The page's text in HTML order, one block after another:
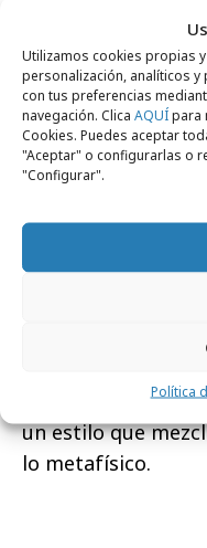
Utilizamos cookies propias
personalización, analíticos
con tus preferencias
navegación. Clica AQUÍpara
Cookies. Puedes aceptar
"Aceptar" o configurarlas o
"Configurar".
Política
Tras Clara
a las que Correos
colección
Almudena
Arenal, Elidà
Todos los sellos
diseñados por la
ilustradora
universo único
y al cuerpo
un estilo que
lo metafísico.